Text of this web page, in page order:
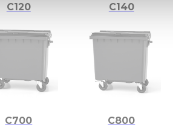
C120 C140
C700 C800